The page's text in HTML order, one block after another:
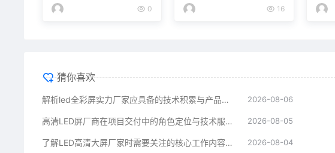
0 16
猜你喜欢
解析led全彩屏实力厂家应具备的技术积累与产品服务体系 2026-08-06
高清LED屏厂商在项目交付中的角色定位与技术服务解析 2026-08-05
了解LED高清大屏厂家时需要关注的核心工作内容与选型常识 2026-08-04